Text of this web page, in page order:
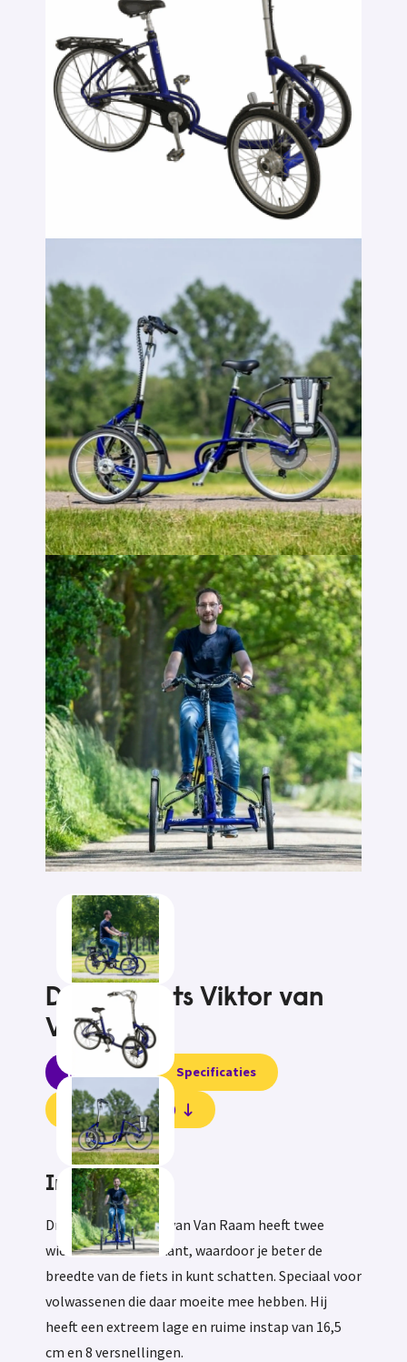
Driewielfiets Viktor van
Van Raam
Informatie Specificaties
Beoordelingen (0)
Informatie
Driewielfiets Viktor van Van Raam heeft twee
wielen aan de voorkant, waardoor je beter de
breedte van de fiets in kunt schatten. Speciaal voor
volwassenen die daar moeite mee hebben. Hij
heeft een extreem lage en ruime instap van 16,5
cm en 8 versnellingen.